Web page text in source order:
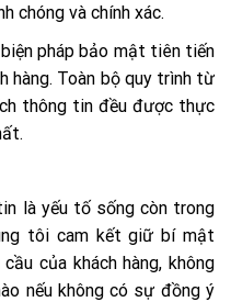
chóng và chính xác.
pháp bảo mật tiên tiến
hàng. Toàn bộ quy trình từ
thông tin đều được thực
là yếu tố sống còn trong
tôi cam kết giữ bí mật
của khách hàng, không
nếu không có sự đồng ý